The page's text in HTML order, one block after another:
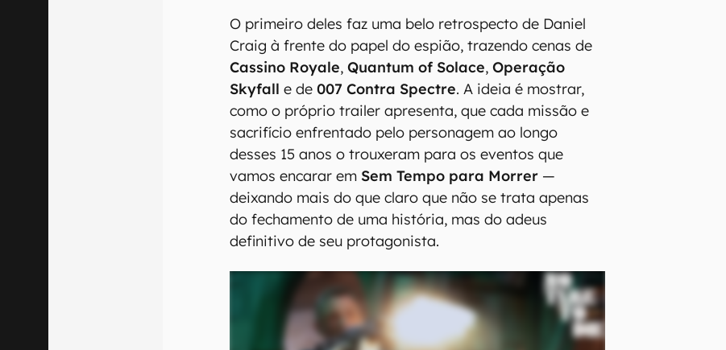
O primeiro deles faz uma belo retrospecto de Daniel
Craig à frente do papel do espião, trazendo cenas de
Cassino Royale,Quantum of Solace,Operação
Skyfall e de007 Contra Spectre. A ideia é mostrar,
como o próprio trailer apresenta, que cada missão e
sacrifício enfrentado pelo personagem ao longo
desses 15 anos o trouxeram para os eventos que
vamos encarar em Sem Tempo para Morrer —
deixando mais do que claro que não se trata apenas
do fechamento de uma história, mas do adeus
definitivo de seu protagonista.